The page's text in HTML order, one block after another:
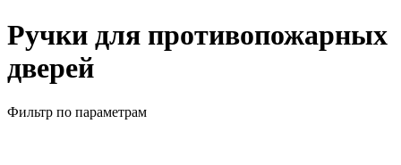
Ручки для противопожарных
дверей
Фильтр по параметрам